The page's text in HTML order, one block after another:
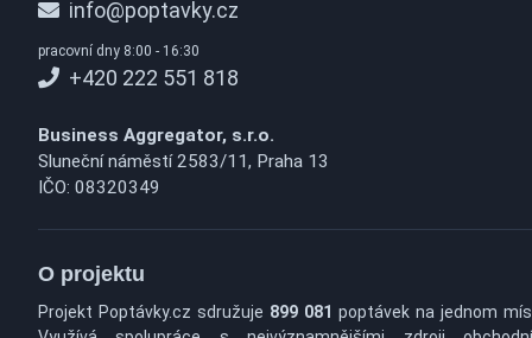
info@poptavky.cz
pracovní dny 8:00 - 16:30
+420 222 551 818
Business Aggregator, s.r.o.
Sluneční náměstí 2583/11, Praha 13
IČO: 08320349
O projektu
Projekt Poptávky.cz sdružuje 899 081 poptávek na jednom